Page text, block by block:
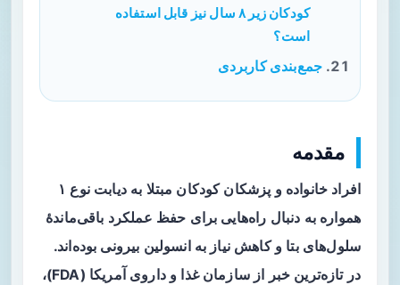
کودکان زیر ۸ سال نیز قابل استفاده
است؟
جمع‌بندی کاربردی
مقدمه
افراد خانواده و پزشکان کودکان مبتلا به دیابت نوع ۱
همواره به دنبال راه‌هایی برای حفظ عملکرد باقی‌ماندهٔ
سلول‌های بتا و کاهش نیاز به انسولین بیرونی بوده‌اند.
در تازه‌ترین خبر از سازمان غذا و داروی آمریکا (FDA)،